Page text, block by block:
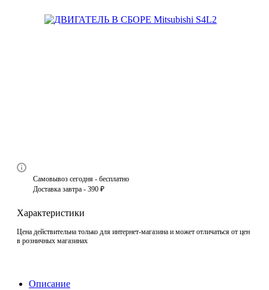
Самовывоз сегодня - бесплатно
Доставка завтра - 390 ₽
Характеристики
Цена действительна только для интернет-магазина и может отличаться от цен
в розничных магазинах
Описание